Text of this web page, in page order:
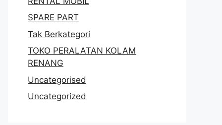
SPARE PART
Tak Berkategori
TOKO PERALATAN KOLAM
RENANG
Uncategorised
Uncategorized